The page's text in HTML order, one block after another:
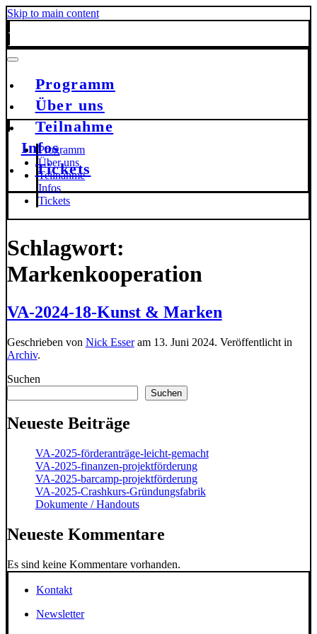
Skip to main content
Programm
Über uns
Teilnahme
Infos
Tickets
Programm
Über uns
Teilnahme
Infos
Tickets
Schlagwort:
Markenkooperation
VA-2024-18-Kunst & Marken
Geschrieben von Nick Esseram 13. Juni 2024. Veröffentlicht in
Archiv.
Suchen
Suchen
Neueste Beiträge
VA-2025-förderanträge-leicht-gemacht
VA-2025-finanzen-projektförderung
VA-2025-barcamp-projektförderung
VA-2025-Crashkurs-Gründungsfabrik
Dokumente / Handouts
Neueste Kommentare
Es sind keine Kommentare vorhanden.
Kontakt
Newsletter